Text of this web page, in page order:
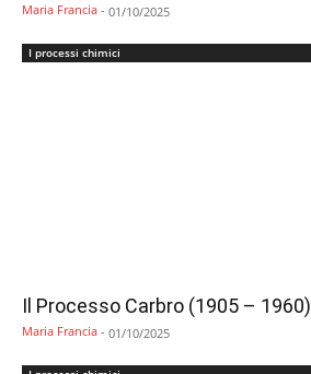
Maria Francia - 01/10/2025
I processi chimici
Il Processo Carbro (1905 – 1960)
Maria Francia - 01/10/2025